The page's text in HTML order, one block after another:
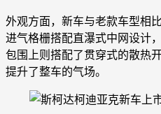
外观方面，新车与老款车型相
进气格栅搭配直瀑式中网设计
包围上则搭配了贯穿式的散热
提升了整车的气场。